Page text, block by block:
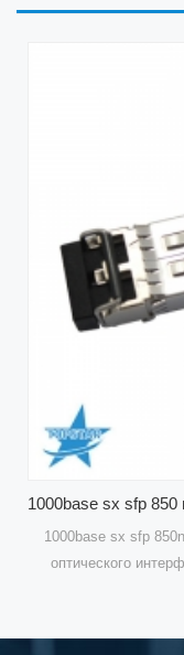
1000base sx sfp 850 нм на 550 м по сравнению с совместимыми оптическими модулями cisco glc-sx-mmd cisco
предназначен для
обмена данными с
и